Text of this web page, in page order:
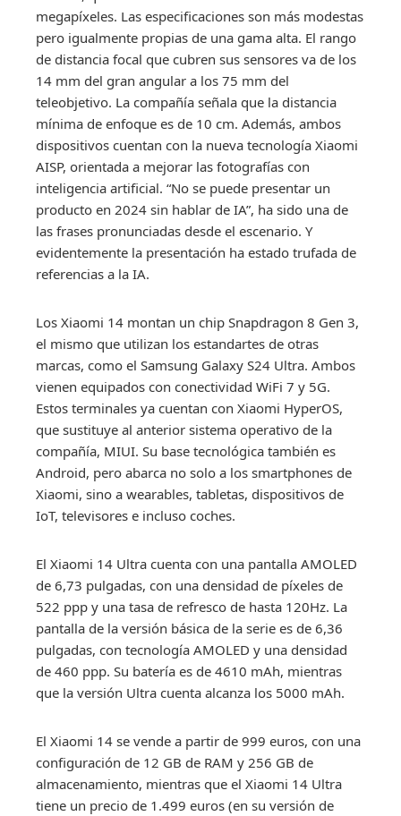
megapíxeles. Las especificaciones son más modestas
pero igualmente propias de una gama alta. El rango
de distancia focal que cubren sus sensores va de los
14 mm del gran angular a los 75 mm del
teleobjetivo. La compañía señala que la distancia
mínima de enfoque es de 10 cm. Además, ambos
dispositivos cuentan con la nueva tecnología Xiaomi
AISP, orientada a mejorar las fotografías con
inteligencia artificial. “No se puede presentar un
producto en 2024 sin hablar de IA”, ha sido una de
las frases pronunciadas desde el escenario. Y
evidentemente la presentación ha estado trufada de
referencias a la IA.
Los Xiaomi 14 montan un chip Snapdragon 8 Gen 3,
el mismo que utilizan los estandartes de otras
marcas, como el Samsung Galaxy S24 Ultra. Ambos
vienen equipados con conectividad WiFi 7 y 5G.
Estos terminales ya cuentan con Xiaomi HyperOS,
que sustituye al anterior sistema operativo de la
compañía, MIUI. Su base tecnológica también es
Android, pero abarca no solo a los smartphones de
Xiaomi, sino a wearables, tabletas, dispositivos de
IoT, televisores e incluso coches.
El Xiaomi 14 Ultra cuenta con una pantalla AMOLED
de 6,73 pulgadas, con una densidad de píxeles de
522 ppp y una tasa de refresco de hasta 120Hz. La
pantalla de la versión básica de la serie es de 6,36
pulgadas, con tecnología AMOLED y una densidad
de 460 ppp. Su batería es de 4610 mAh, mientras
que la versión Ultra cuenta alcanza los 5000 mAh.
El Xiaomi 14 se vende a partir de 999 euros, con una
configuración de 12 GB de RAM y 256 GB de
almacenamiento, mientras que el Xiaomi 14 Ultra
tiene un precio de 1.499 euros (en su versión de